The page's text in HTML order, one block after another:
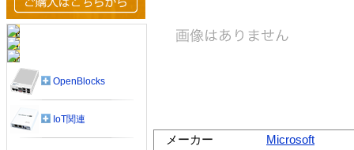
メーカー
Microsoft
OpenBlocks
IoT関連